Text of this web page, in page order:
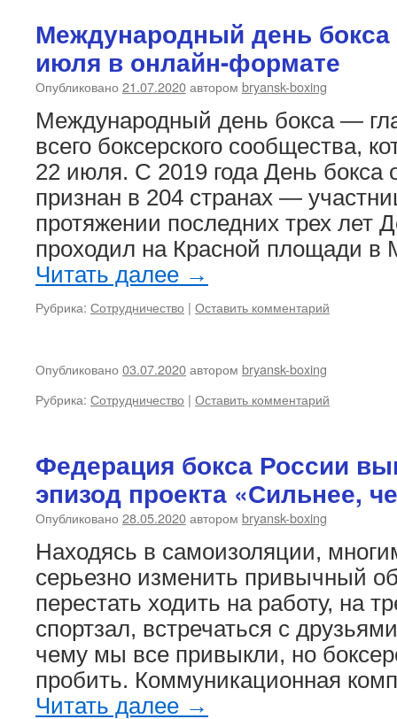
Международный день бокса
июля в онлайн-формате
Опубликовано 21.07.2020автором bryansk-boxing
Международный день бокса —
всего боксерского сообщества,
22 июля. С 2019 года День бокса
признан в 204 странах —
протяжении последних трех лет
проходил на Красной площади в
Читать далее →
Рубрика: Сотрудничество | Оставить комментарий
Опубликовано 03.07.2020автором bryansk-boxing
Рубрика: Сотрудничество | Оставить комментарий
Федерация бокса России
эпизод проекта «Сильнее,
Опубликовано 28.05.2020автором bryansk-boxing
Находясь в самоизоляции,
серьезно изменить привычный
перестать ходить на работу, на
спортзал, встречаться с
чему мы все привыкли, но
пробить. Коммуникационная
Читать далее →